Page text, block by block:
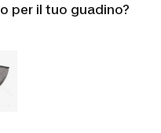
per il tuo guadino?